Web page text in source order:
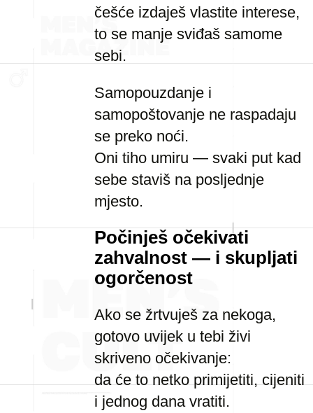
češće izdaješ vlastite interese,
to se manje sviđaš samome
sebi.
Samopouzdanje i
samopoštovanje ne raspadaju
se preko noći.
Oni tiho umiru — svaki put kad
sebe staviš na posljednje
mjesto.
Počinješ očekivati
zahvalnost — i skupljati
ogorčenost
Ako se žrtvuješ za nekoga,
gotovo uvijek u tebi živi
skriveno očekivanje:
da će to netko primijetiti, cijeniti
i jednog dana vratiti.